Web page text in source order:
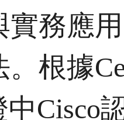
實務應
根據
中Cisco